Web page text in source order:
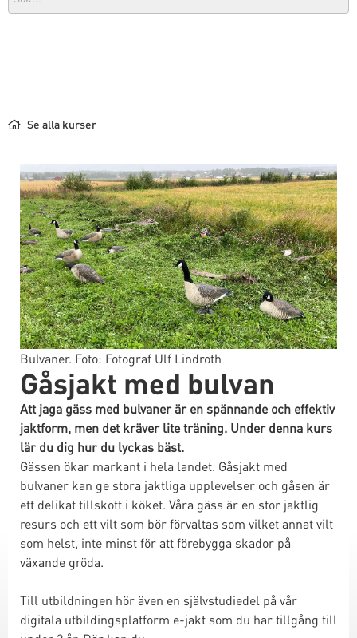
Se alla kurser
Bulvaner. Foto: Fotograf Ulf Lindroth
Gåsjakt med bulvan
Att jaga gäss med bulvaner är en spännande och effektiv
jaktform, men det kräver lite träning. Under denna kurs
lär du dig hur du lyckas bäst.
Gässen ökar markant i hela landet. Gåsjakt med
bulvaner kan ge stora jaktliga upplevelser och gåsen är
ett delikat tillskott i köket. Våra gäss är en stor jaktlig
resurs och ett vilt som bör förvaltas som vilket annat vilt
som helst, inte minst för att förebygga skador på
växande gröda.
Till utbildningen hör även en självstudiedel på vår
digitala utbildingsplatform e-jakt som du har tillgång till